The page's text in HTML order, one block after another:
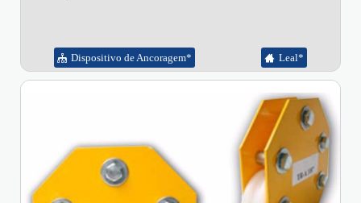
Dispositivo de Ancoragem* Leal*